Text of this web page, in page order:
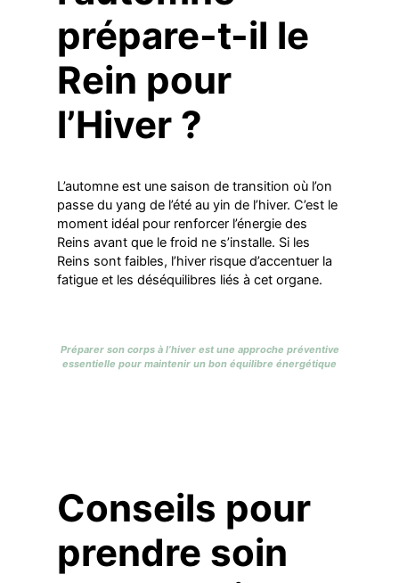
prépare-t-il le
Rein pour
l’Hiver ?
L’automne est une saison de transition où l’on
passe du yang de l’été au yin de l’hiver. C’est le
moment idéal pour renforcer l’énergie des
Reins avant que le froid ne s’installe. Si les
Reins sont faibles, l’hiver risque d’accentuer la
fatigue et les déséquilibres liés à cet organe.
Préparer son corps à l’hiver est une approche préventive
essentielle pour maintenir un bon équilibre énergétique
Conseils pour
prendre soin